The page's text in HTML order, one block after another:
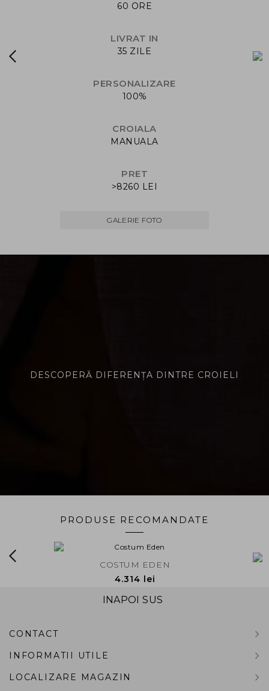
60 ORE
LIVRAT IN
35 ZILE
PERSONALIZARE
100%
CROIALA
MANUALA
PRET
>8260 LEI
GALERIE FOTO
DESCOPERĂ DIFERENȚA DINTRE CROIELI
PRODUSE RECOMANDATE
COSTUM EDEN
4.314 lei
INAPOI SUS
CONTACT
INFORMATII UTILE
LOCALIZARE MAGAZIN